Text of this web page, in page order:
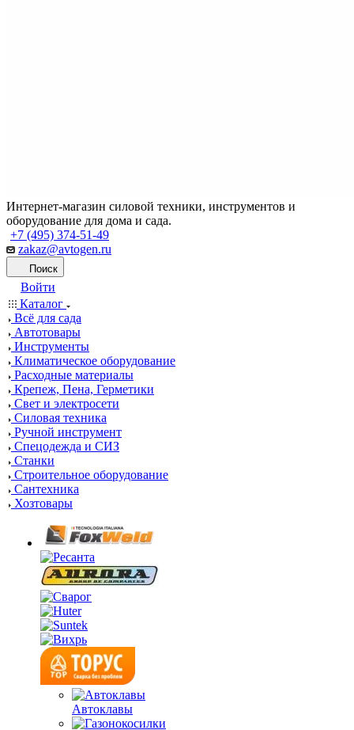
Интернет-магазин силовой техники, инструментов и
оборудование для дома и сада.
+7 (495) 374-51-49
zakaz@avtogen.ru
Поиск
Войти
Каталог
Всё для сада
Автотовары
Инструменты
Климатическое оборудование
Расходные материалы
Крепеж, Пена, Герметики
Свет и электросети
Силовая техника
Ручной инструмент
Спецодежда и СИЗ
Станки
Строительное оборудование
Сантехника
Хозтовары
Автоклавы